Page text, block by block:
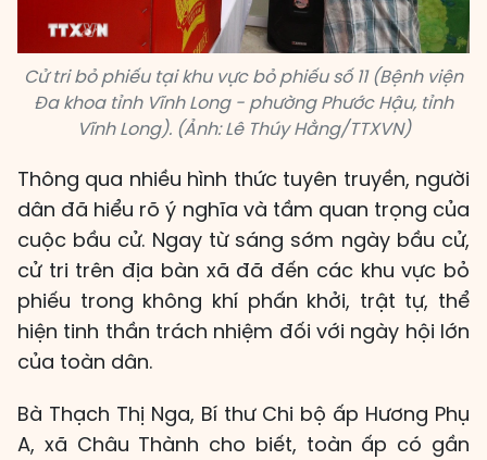
Cử tri bỏ phiếu tại khu vực bỏ phiếu số 11 (Bệnh viện
Đa khoa tỉnh Vĩnh Long - phường Phước Hậu, tỉnh
Vĩnh Long). (Ảnh: Lê Thúy Hằng/TTXVN)
Thông qua nhiều hình thức tuyên truyền, người
dân đã hiểu rõ ý nghĩa và tầm quan trọng của
cuộc bầu cử. Ngay từ sáng sớm ngày bầu cử,
cử tri trên địa bàn xã đã đến các khu vực bỏ
phiếu trong không khí phấn khởi, trật tự, thể
hiện tinh thần trách nhiệm đối với ngày hội lớn
của toàn dân.
Bà Thạch Thị Nga, Bí thư Chi bộ ấp Hương Phụ
A, xã Châu Thành cho biết, toàn ấp có gần